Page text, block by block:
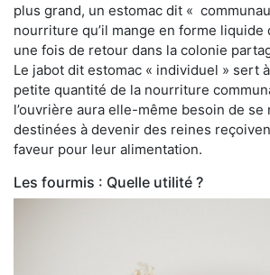
plus grand, un estomac dit «
nourriture qu’il mange en forme liquide
une fois de retour dans la colonie
Le jabot dit estomac « individuel » sert
petite quantité de la nourriture
l’ouvrière aura elle-même besoin de se
destinées à devenir des reines
faveur pour leur alimentation.
Les fourmis : Quelle utilité ?